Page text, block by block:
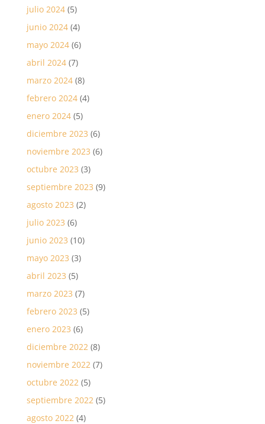
julio 2024(5)
junio 2024(4)
mayo 2024(6)
abril 2024(7)
marzo 2024(8)
febrero 2024(4)
enero 2024(5)
diciembre 2023 (6)
noviembre 2023 (6)
octubre 2023 (3)
septiembre 2023 (9)
agosto 2023 (2)
julio 2023 (6)
junio 2023 (10)
mayo 2023 (3)
abril 2023 (5)
marzo 2023 (7)
febrero 2023 (5)
enero 2023 (6)
diciembre 2022(8)
noviembre 2022(7)
octubre 2022(5)
septiembre 2022(5)
agosto 2022(4)